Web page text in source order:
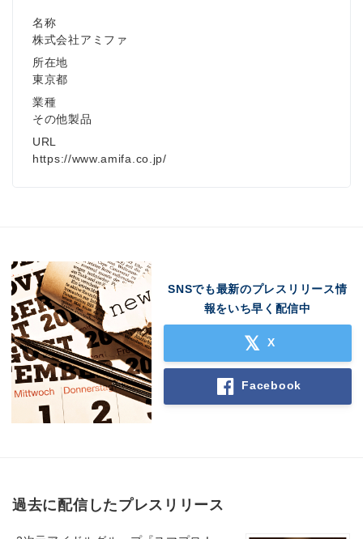
名称
株式会社アミファ
所在地
東京都
業種
その他製品
URL
https://www.amifa.co.jp/
SNSでも最新のプレスリリース情
報をいち早く配信中
X
Facebook
過去に配信したプレスリリース